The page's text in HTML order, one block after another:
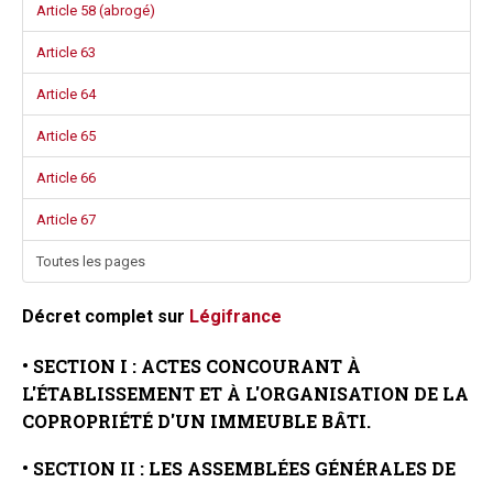
Article 58 (abrogé)
Article 63
Article 64
Article 65
Article 66
Article 67
Toutes les pages
Décret complet sur Légifrance
• SECTION I : ACTES CONCOURANT À
L'ÉTABLISSEMENT ET À L'ORGANISATION DE LA
COPROPRIÉTÉ D'UN IMMEUBLE BÂTI.
• SECTION II : LES ASSEMBLÉES GÉNÉRALES DE